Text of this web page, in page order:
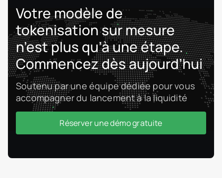
Intégration avec des fournisseurs KYC/AML
externes
Vérification investisseurs manuelle et
automatisée
Historique des transactions et
investissements par utilisateur
Carte de distribution des tokens par unité
Rapports par unité/projet
Intégration complète avec le module
marketplace
Journal d’audit des actions admin (qui, quoi,
quand)
(authentification, actions, échecs)
Votre modèle de
tokenisation sur mesure
n’est plus qu’à une étape.
Commencez dès aujourd’hui
Soutenu par une équipe dédiée pour vous
accompagner du lancement à la liquidité
Réserver une démo gratuite